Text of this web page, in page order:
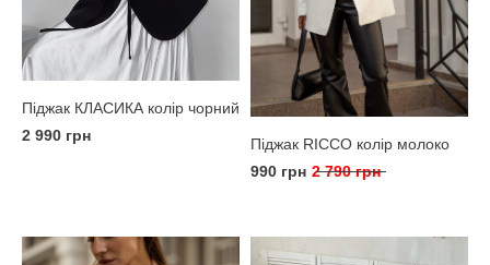
Піджак КЛАСИКА колір чорний
2 990 грн
Піджак RICCO колір молоко
990 грн 2 790 грн